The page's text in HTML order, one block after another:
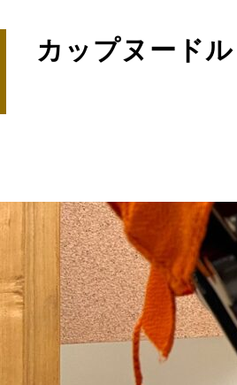
カップヌード